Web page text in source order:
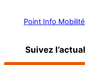
Point Info Mobilité
Suivez